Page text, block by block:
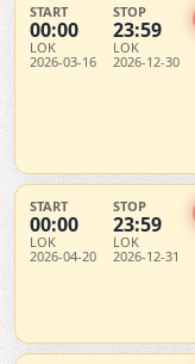
START
00:00
LOK
2026-03-16
STOP
23:59
LOK
2026-12-30
START
00:00
LOK
2026-04-20
STOP
23:59
LOK
2026-12-31